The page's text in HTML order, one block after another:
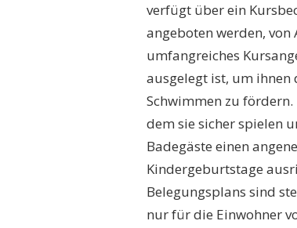
verfügt über ein
angeboten werden,
umfangreiches
ausgelegt ist, um ihnen
Schwimmen zu
dem sie sicher spielen
Badegäste einen
Kindergeburtstage
Belegungsplans sind
nur für die Einwohner